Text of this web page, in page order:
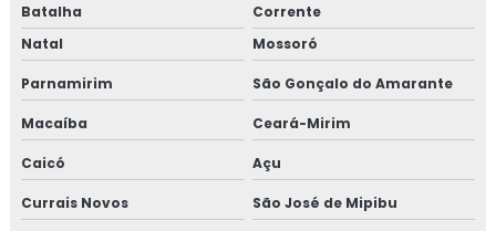
Batalha
Corrente
Natal
Mossoró
Parnamirim São Gonçalo do Amarante
Macaíba Ceará-Mirim
Caicó Açu
Currais Novos São José de Mipibu